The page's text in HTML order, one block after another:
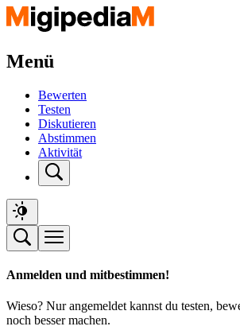
Menü
Bewerten
Testen
Diskutieren
Abstimmen
Aktivität
Anmelden und mitbestimmen!
Wieso? Nur angemeldet kannst du testen,
noch besser machen.